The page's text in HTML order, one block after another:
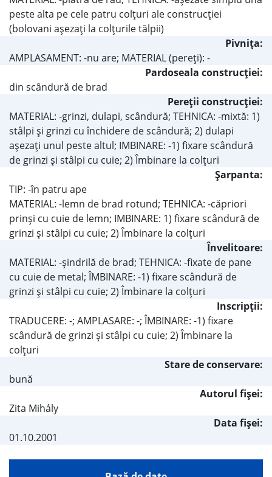
peste alta pe cele patru colţuri ale construcţiei
(bolovani aşezaţi la colţurile tălpii)
Pivniţa:
AMPLASAMENT: -nu are; MATERIAL (pereţi): -
Pardoseala construcţiei:
din scândură de brad
Pereţii construcţiei:
MATERIAL: -grinzi, dulapi, scândură; TEHNICA: -mixtă: 1)
stâlpi şi grinzi cu închidere de scândură; 2) dulapi
aşezaţi unul peste altul; IMBINARE: -1) fixare scândură
de grinzi şi stâlpi cu cuie; 2) Îmbinare la colţuri
Şarpanta:
TIP: -în patru ape
MATERIAL: -lemn de brad rotund; TEHNICA: -căpriori
prinși cu cuie de lemn; IMBINARE: 1) fixare scândură de
grinzi şi stâlpi cu cuie; 2) Îmbinare la colţuri
Învelitoare:
MATERIAL: -şindrilă de brad; TEHNICA: -fixate de pane
cu cuie de metal; ÎMBINARE: -1) fixare scândură de
grinzi şi stâlpi cu cuie; 2) Îmbinare la colţuri
Inscripţii:
TRADUCERE: -; AMPLASARE: -; ÎMBINARE: -1) fixare
scândură de grinzi şi stâlpi cu cuie; 2) Îmbinare la
colţuri
Stare de conservare:
bună
Autorul fişei:
Zita Mihály
Data fișei:
01.10.2001